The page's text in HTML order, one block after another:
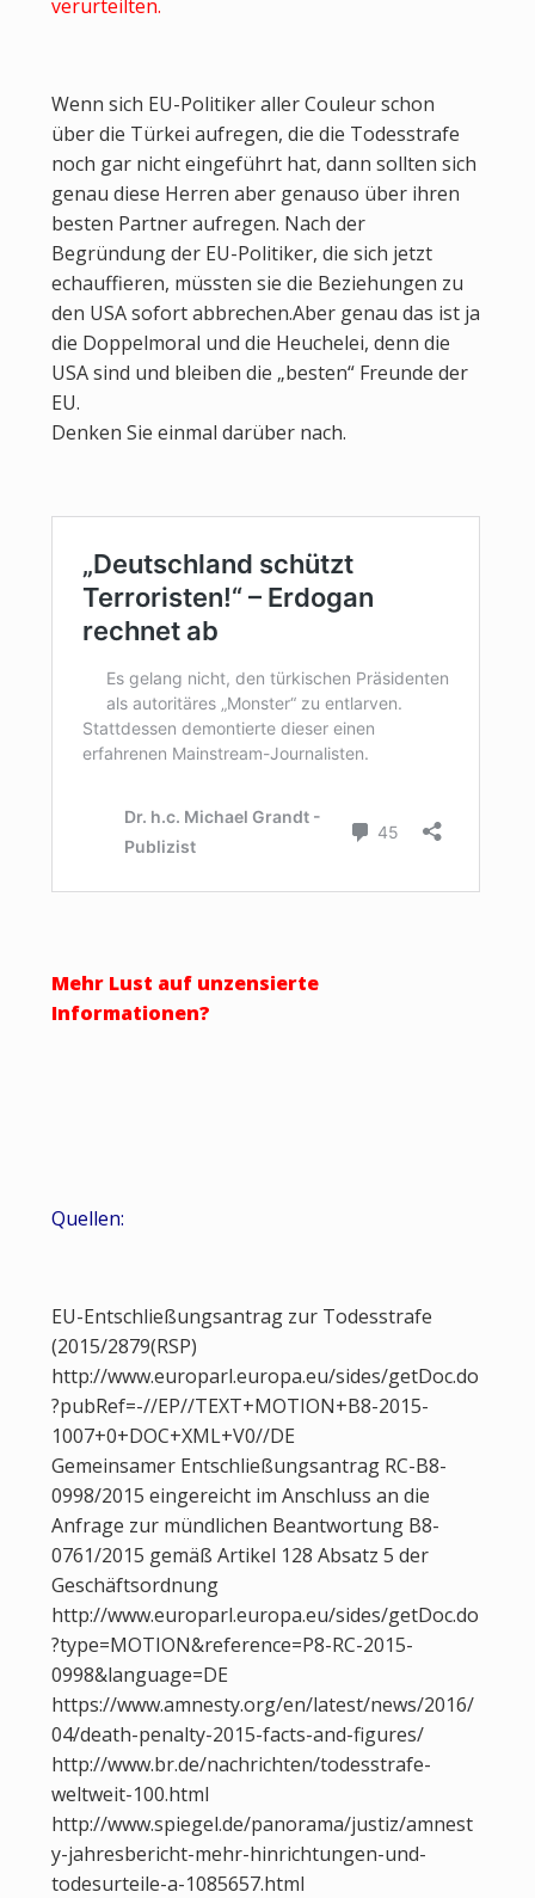
verurteilten.
Wenn sich EU-Politiker aller Couleur schon
über die Türkei aufregen, die die Todesstrafe
noch gar nicht eingeführt hat, dann sollten sich
genau diese Herren aber genauso über ihren
besten Partner aufregen. Nach der
Begründung der EU-Politiker, die sich jetzt
echauffieren, müssten sie die Beziehungen zu
den USA sofort abbrechen.Aber genau das ist ja
die Doppelmoral und die Heuchelei, denn die
USA sind und bleiben die „besten“ Freunde der
EU.
Denken Sie einmal darüber nach.
Mehr Lust auf unzensierte
Informationen?
Quellen:
EU-Entschließungsantrag zur Todesstrafe
(2015/2879(RSP)
http://www.europarl.europa.eu/sides/getDoc.do
?pubRef=-//EP//TEXT+MOTION+B8-2015-
1007+0+DOC+XML+V0//DE
Gemeinsamer Entschließungsantrag RC-B8-
0998/2015 eingereicht im Anschluss an die
Anfrage zur mündlichen Beantwortung B8-
0761/2015 gemäß Artikel 128 Absatz 5 der
Geschäftsordnung
http://www.europarl.europa.eu/sides/getDoc.do
?type=MOTION&reference=P8-RC-2015-
0998&language=DE
https://www.amnesty.org/en/latest/news/2016/
04/death-penalty-2015-facts-and-figures/
http://www.br.de/nachrichten/todesstrafe-
weltweit-100.html
http://www.spiegel.de/panorama/justiz/amnest
y-jahresbericht-mehr-hinrichtungen-und-
todesurteile-a-1085657.html